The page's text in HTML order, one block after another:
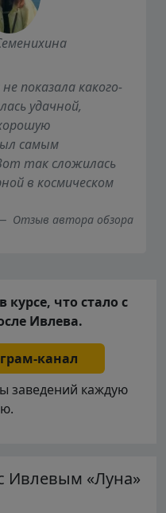
показала какого-
удачной,
самым
так сложилась
в космическом
Отзыв автора обзора
что стало с
Ивлева.
канал
заведений каждую
Ивлевым «Луна»